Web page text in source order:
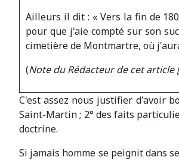
Ailleurs il dit : « Vers la fin de
pour que j'aie compté sur son
cimetière de Montmartre, où
(Note du Rédacteur de cet article
C'est assez nous justifier d'avoir
Saint-Martin ; 2° des faits
doctrine.
Si jamais homme se peignit dans